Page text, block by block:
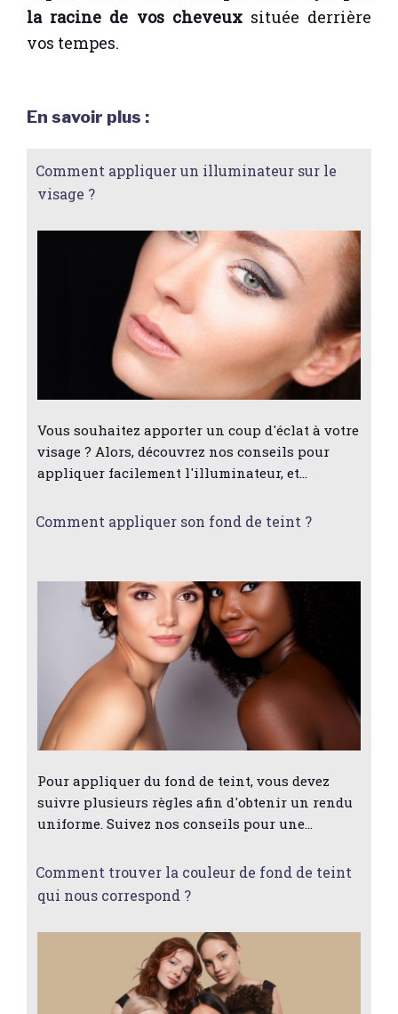
la racine de vos cheveuxsituée derrière
vos tempes.
En savoir plus :
Comment appliquer un illuminateur sur le
visage ?
Vous souhaitez apporter un coup d'éclat à votre
visage ? Alors, découvrez nos conseils pour
appliquer facilement l'illuminateur, et…
Comment appliquer son fond de teint ?
Pour appliquer du fond de teint, vous devez
suivre plusieurs règles afin d'obtenir un rendu
uniforme. Suivez nos conseils pour une…
Comment trouver la couleur de fond de teint
qui nous correspond ?